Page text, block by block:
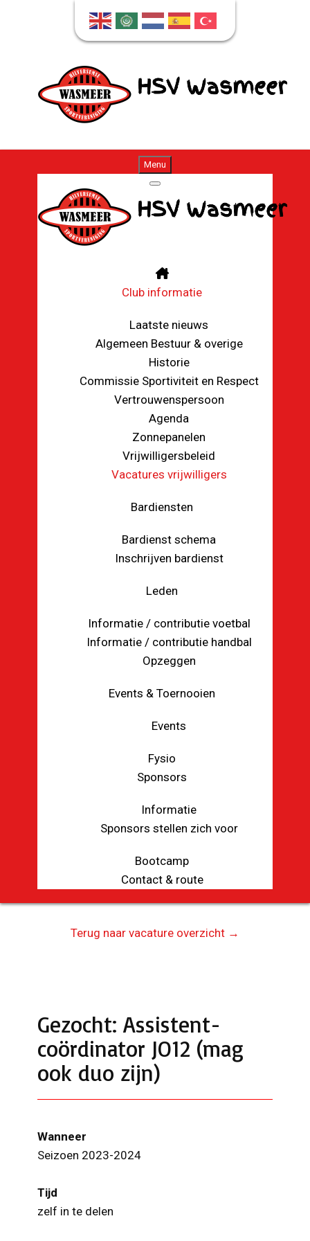
Menu
Club informatie
Laatste nieuws
Algemeen Bestuur & overige
Historie
Commissie Sportiviteit en Respect
Vertrouwenspersoon
Agenda
Zonnepanelen
Vrijwilligersbeleid
Vacatures vrijwilligers
Bardiensten
Bardienst schema
Inschrijven bardienst
Leden
Informatie / contributie voetbal
Informatie / contributie handbal
Opzeggen
Events & Toernooien
Events
Fysio
Sponsors
Informatie
Sponsors stellen zich voor
Bootcamp
Contact & route
Terug naar vacature overzicht →
Gezocht: Assistent-
coördinator JO12 (mag
ook duo zijn)
Wanneer
Seizoen 2023-2024
Tijd
zelf in te delen